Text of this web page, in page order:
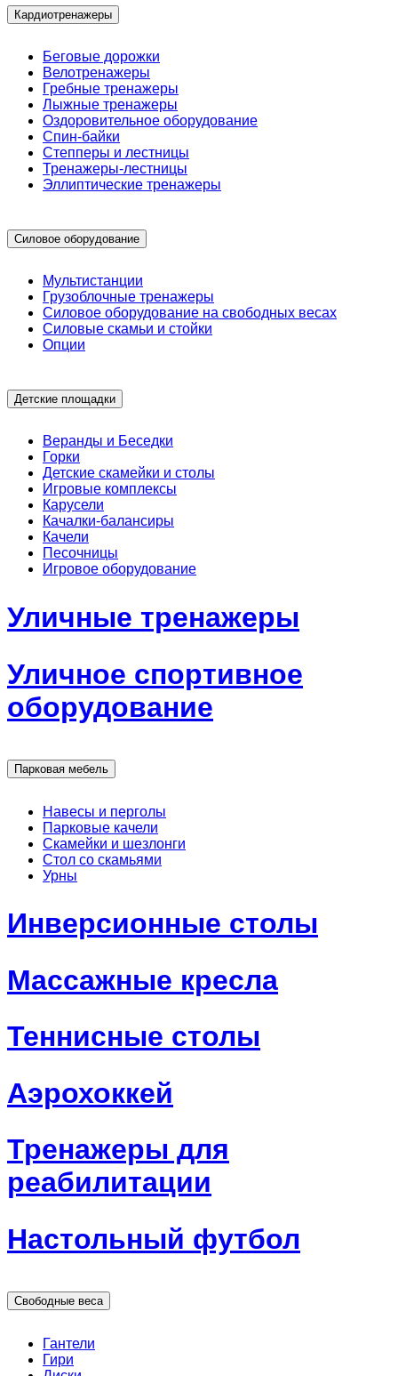
Кардиотренажеры
Беговые дорожки
Велотренажеры
Гребные тренажеры
Лыжные тренажеры
Оздоровительное оборудование
Спин-байки
Степперы и лестницы
Тренажеры-лестницы
Эллиптические тренажеры
Силовое оборудование
Мультистанции
Грузоблочные тренажеры
Силовое оборудование на свободных весах
Силовые скамьи и стойки
Опции
Детские площадки
Веранды и Беседки
Горки
Детские скамейки и столы
Игровые комплексы
Карусели
Качалки-балансиры
Качели
Песочницы
Игровое оборудование
Уличные тренажеры
Уличное спортивное
оборудование
Парковая мебель
Навесы и перголы
Парковые качели
Скамейки и шезлонги
Стол со скамьями
Урны
Инверсионные столы
Массажные кресла
Теннисные столы
Аэрохоккей
Тренажеры для
реабилитации
Настольный футбол
Свободные веса
Гантели
Гири